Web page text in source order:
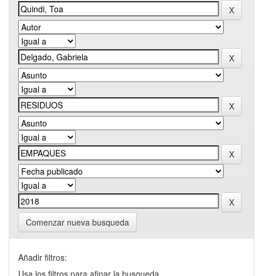
Comenzar nueva busqueda
Añadir filtros:
Usa los filtros para afinar la busqueda.